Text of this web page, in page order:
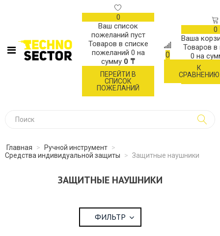
0
Ваш список
пожеланий пуст
Товаров в списке
пожеланий 0 на
сумму 0 ₸
ПЕРЕЙТИ В
СПИСОК
ПОЖЕЛАНИЙ
0
К
СРАВНЕНИЮ
0
Ваша
Товаров в
0 на
Главная > Ручной инструмент >
Средства индивидуальной защиты
> Защитные наушники
ЗАЩИТНЫЕ НАУШНИКИ
ФИЛЬТР